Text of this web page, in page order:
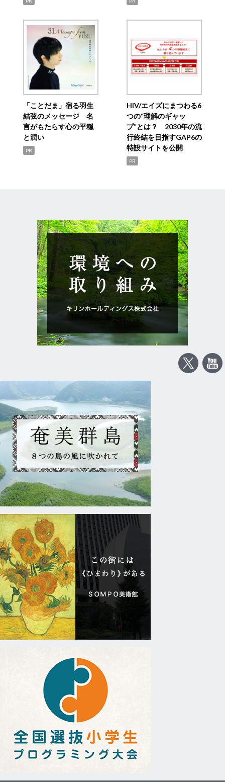
「ことだま」宿る羽生
結弦のメッセージ 名
言がもたらす心の平穏
と潤い
PR
HIV/エイズにまつわる6
つの“理解のギャッ
プ”とは？ 2030年の流
行終結を目指すGAP6の
特設サイトを公開
PR